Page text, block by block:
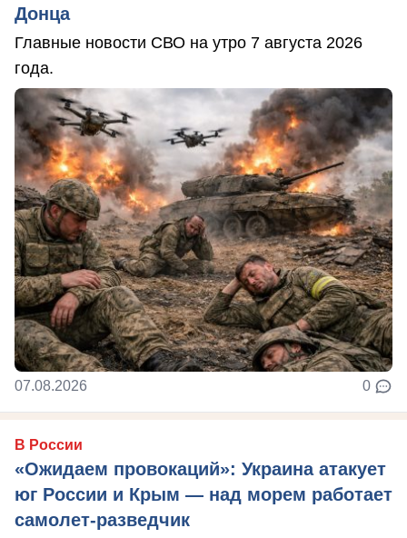
Донца
Главные новости СВО на утро 7 августа 2026
года.
07.08.2026 0
В России
«Ожидаем провокаций»: Украина атакует
юг России и Крым — над морем работает
самолет-разведчик